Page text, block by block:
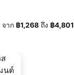
จาก ‎฿1,268 ถึง ‎฿4,801